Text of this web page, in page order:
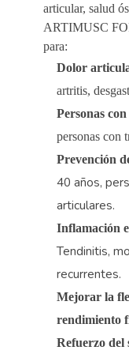
articular, salud
ARTIMUSC
para:
Dolor
artritis,
Personas
personas con
Prevención
40 años,
articulares.
Inflamación
Tendinitis,
recurrentes.
Mejorar la
rendimiento
Refuerzo del